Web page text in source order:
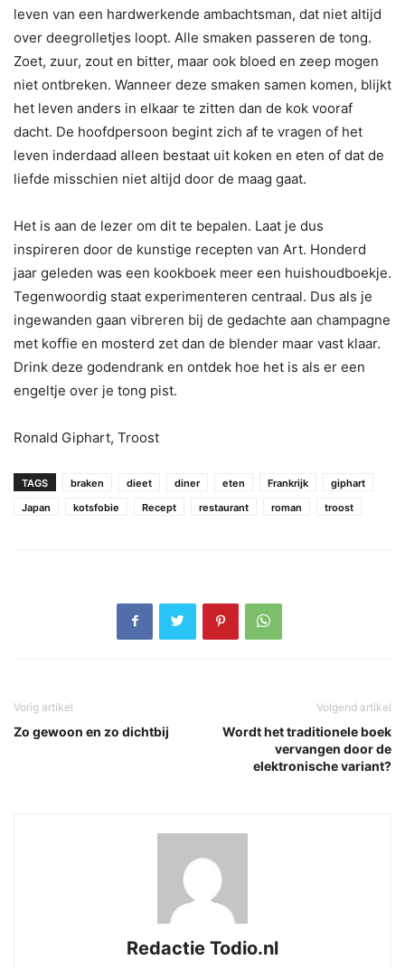
leven van een hardwerkende ambachtsman, dat niet altijd
over deegrolletjes loopt. Alle smaken passeren de tong.
Zoet, zuur, zout en bitter, maar ook bloed en zeep mogen
niet ontbreken. Wanneer deze smaken samen komen, blijkt
het leven anders in elkaar te zitten dan de kok vooraf
dacht. De hoofdpersoon begint zich af te vragen of het
leven inderdaad alleen bestaat uit koken en eten of dat de
liefde misschien niet altijd door de maag gaat.
Het is aan de lezer om dit te bepalen. Laat je dus
inspireren door de kunstige recepten van Art. Honderd
jaar geleden was een kookboek meer een huishoudboekje.
Tegenwoordig staat experimenteren centraal. Dus als je
ingewanden gaan vibreren bij de gedachte aan champagne
met koffie en mosterd zet dan de blender maar vast klaar.
Drink deze godendrank en ontdek hoe het is als er een
engeltje over je tong pist.
Ronald Giphart, Troost
TAGS braken dieet diner eten Frankrijk
giphart
Japan
kotsfobie Recept restaurant roman troost
Vorig artikel
Zo gewoon en zo dichtbij
Volgend artikel
Wordt het traditionele boek
vervangen door de
elektronische variant?
Redactie Todio.nl